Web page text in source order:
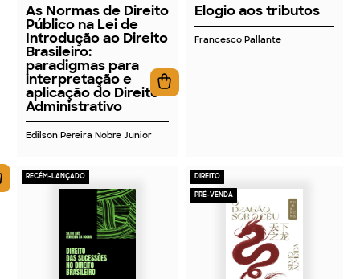
As Normas de Direito
Público na Lei de
Introdução ao Direito
Brasileiro:
paradigmas para
interpretação e
aplicação do Direito
Administrativo
Edilson Pereira Nobre Junior
Elogio aos tributos
Francesco Pallante
RECÉM-LANÇADO DIREITO
PRÉ-VENDA
2026